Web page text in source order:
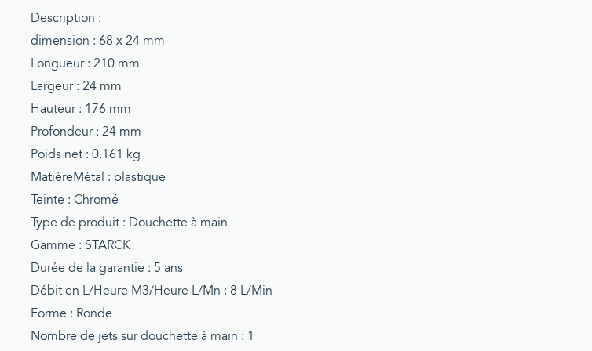
Description :
dimension : 68 x 24 mm
Longueur : 210 mm
Largeur : 24 mm
Hauteur : 176 mm
Profondeur : 24 mm
Poids net : 0.161 kg
MatièreMétal : plastique
Teinte : Chromé
Type de produit : Douchette à main
Gamme : STARCK
Durée de la garantie : 5 ans
Débit en L/Heure M3/Heure L/Mn : 8 L/Min
Forme : Ronde
Nombre de jets sur douchette à main : 1